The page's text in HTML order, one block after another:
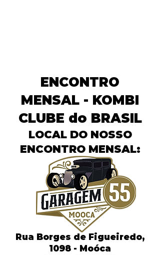
ENCONTRO
MENSAL - KOMBI
CLUBE do BRASIL
LOCAL DO NOSSO
ENCONTRO MENSAL:
Rua Borges de Figueiredo,
1098 - Moóca